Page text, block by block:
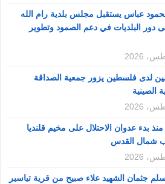
عباس يستقبل مجلس بلدية رام الله
دور البلديات في دعم الصمود وتطوير
لدى فلسطين يزور جمعية الصداقة
الصينية
منذ بدء عدوان الاحتلال على مخيم قلنديا
شمال القدس
يسلم جثمان الشهيد علاء صبيح من قرية تياسير